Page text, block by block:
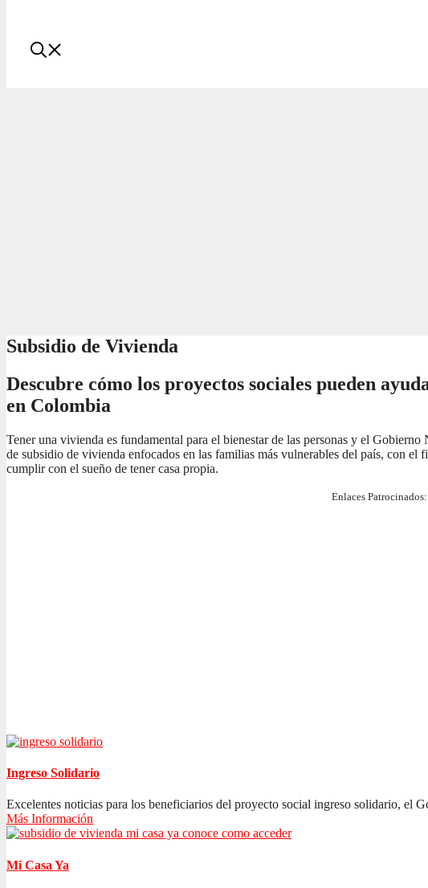
Subsidio de Vivienda
Descubre cómo los proyectos sociales pueden
en Colombia
Tener una vivienda es fundamental para el bienestar de las personas y el Gobierno
de subsidio de vivienda enfocados en las familias más vulnerables del país, con el
cumplir con el sueño de tener casa propia.
Enlaces Patrocinados:
Ingreso Solidario
Excelentes noticias para los beneficiarios del proyecto social ingreso solidario, el
Más Información
Mi Casa Ya